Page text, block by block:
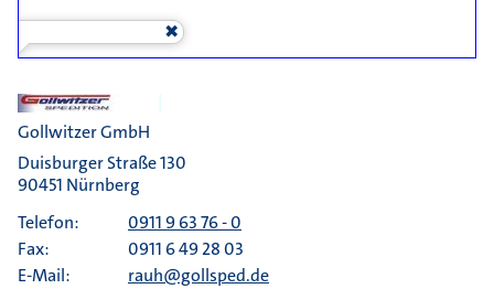
Gollwitzer GmbH
Duisburger Straße 130
90451 Nürnberg
Telefon:
0911 9 63 76 - 0
Fax:
0911 6 49 28 03
E-Mail:
rauh@gollsped.de